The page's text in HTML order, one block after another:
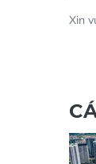
Xin